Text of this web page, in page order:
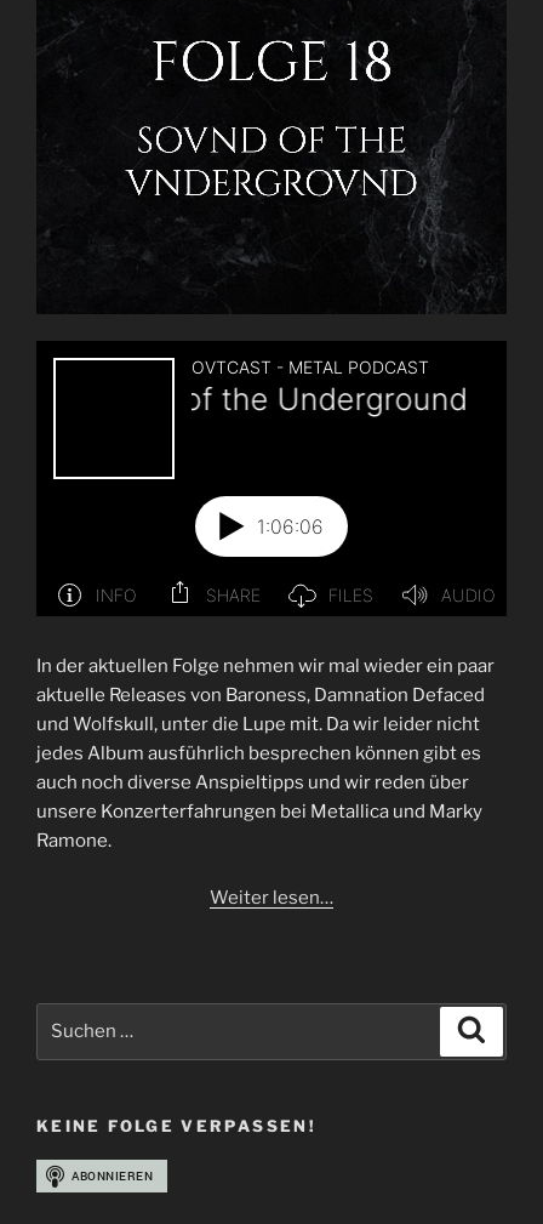
In der aktuellen Folge nehmen wir mal wieder ein paar
aktuelle Releases von Baroness, Damnation Defaced
und Wolfskull, unter die Lupe mit. Da wir leider nicht
jedes Album ausführlich besprechen können gibt es
auch noch diverse Anspieltipps und wir reden über
unsere Konzerterfahrungen bei Metallica und Marky
Ramone.
Weiter lesen…
KEINE FOLGE VERPASSEN!